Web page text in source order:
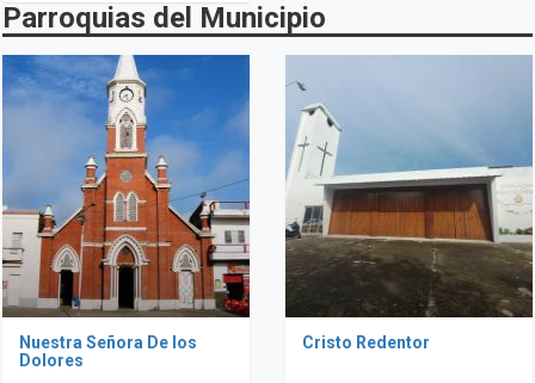
Parroquias del Municipio
Nuestra Señora De los
Dolores
Cristo Redentor